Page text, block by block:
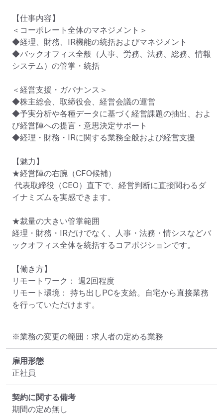
【仕事内容】
＜コーポレート全体のマネジメント＞
◆経理、財務、IR機能の統括およびマネジメント
◆バックオフィス全般（人事、労務、法務、総務、情報
システム）の管掌・統括
＜経営支援・ガバナンス＞
◆株主総会、取締役会、経営会議の運営
◆予実分析や各種データに基づく経営課題の抽出、およ
び経営陣への提言・意思決定サポート
◆経理・財務・IRに関する業務全般および経営支援
【魅力】
★経営陣の右腕（CFO候補）
イナミズムを実感できます。
★裁量の大きい管掌範囲
経理・財務・IRだけでなく、人事・法務・情シスなどバ
ックオフィス全体を統括するコアポジションです。
【働き方】
リモートワーク： 週2回程度
リモート環境： 持ち出しPCを支給。自宅から直接業務
を行っていただけます。
※業務の変更の範囲：求人者の定める業務
雇用形態
正社員
契約に関する備考
期間の定め無し